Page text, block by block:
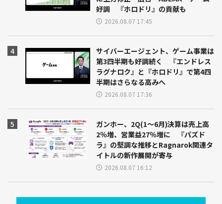
好調 『ホロドリ』の貢献も
2026.08.07 17:45
サイバーエージェント、ゲーム事業は
第3四半期も好調続く 『エンドレス
ラグナロク』と『ホロドリ』で第4四
半期はさらなる高みへ
2026.08.07 17:36
ガンホー、2Q(1～6月)決算は売上高
2％増、営業益27％増に 『パズド
ラ』の堅調な推移とRagnarok関連タ
イトルの新作展開が寄与
2026.08.07 16:12